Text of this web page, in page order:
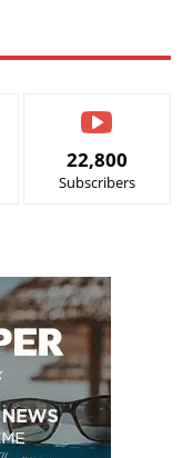
22,800
Subscribers